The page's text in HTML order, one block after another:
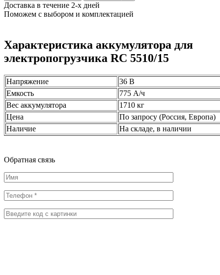
Доставка в течение 2-х дней
Поможем с выбором и комплектацией
Характеристика аккумулятора для
электропогрузчика RC 5510/15
Напряжение
36 В
Емкость
775 А/ч
Вес аккумулятора
1710 кг
Цена
По запросу (Россия, Европа)
Наличие
На складе, в наличии
Обратная связь